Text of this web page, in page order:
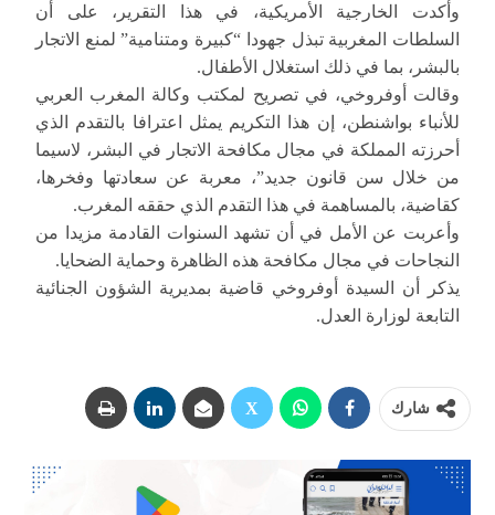
وأكدت الخارجية الأمريكية، في هذا التقرير، على أن
السلطات المغربية تبذل جهودا “كبيرة ومتنامية” لمنع الاتجار
بالبشر، بما في ذلك استغلال الأطفال.
وقالت أوفروخي، في تصريح لمكتب وكالة المغرب العربي
للأنباء بواشنطن، إن هذا التكريم يمثل اعترافا بالتقدم الذي
أحرزته المملكة في مجال مكافحة الاتجار في البشر، لاسيما
من خلال سن قانون جديد”، معربة عن سعادتها وفخرها،
كقاضية، بالمساهمة في هذا التقدم الذي حققه المغرب.
وأعربت عن الأمل في أن تشهد السنوات القادمة مزيدا من
النجاحات في مجال مكافحة هذه الظاهرة وحماية الضحايا.
يذكر أن السيدة أوفروخي قاضية بمديرية الشؤون الجنائية
التابعة لوزارة العدل.
شارك